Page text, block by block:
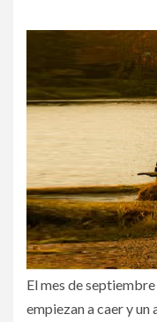
El mes de
empiezan a caer y